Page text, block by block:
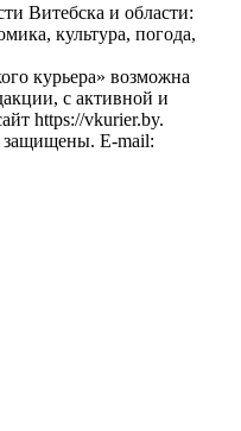
Витебска и области:
культура, погода,
курьера» возможна
с активной и
https://vkurier.by.
защищены. E-mail: